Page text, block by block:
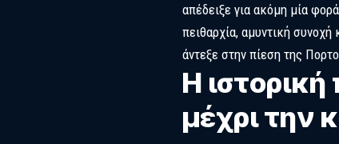
απέδειξε για ακόμη μία
πειθαρχία, αμυντική
άντεξε στην πίεση της
Η
μέχρι την